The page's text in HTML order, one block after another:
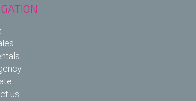
us